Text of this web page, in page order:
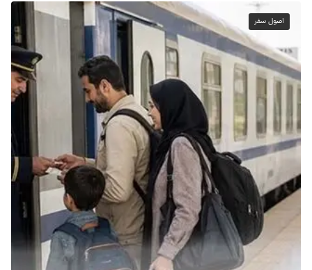
اصول سفر